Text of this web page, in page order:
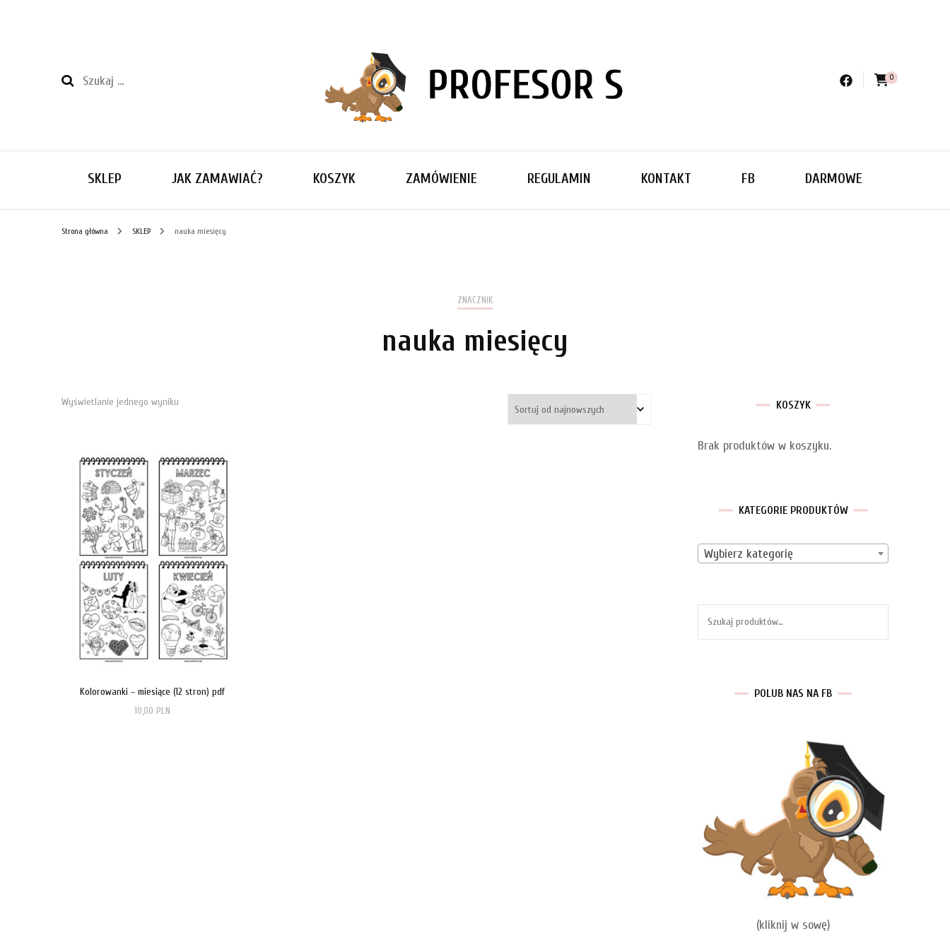
Szukaj:
PROFESOR S
0
SKLEP JAK ZAMAWIAĆ? KOSZYK ZAMÓWIENIE REGULAMIN KONTAKT FB DARMOWE
Strona główna SKLEP nauka miesięcy
ZNACZNIK
nauka miesięcy
Wyświetlanie jednego wyniku
Kolorowanki – miesiące (12 stron) pdf
10,00 PLN
KOSZYK
Brak produktów w koszyku.
KATEGORIE PRODUKTÓW
Wybierz kategorię
Szukaj:
POLUB NAS NA FB
(kliknij w sowę)